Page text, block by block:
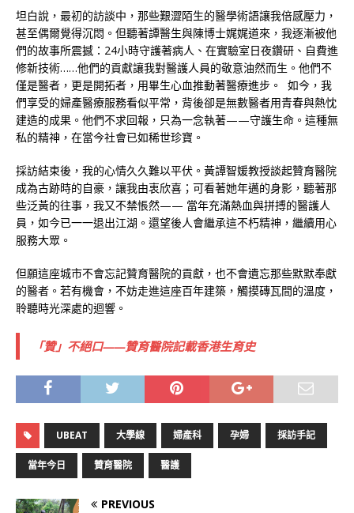
坦白說，最初的訪談中，那些艱澀陌生的醫學術語讓我倍感壓力，
甚至偶爾覺得沉悶。但聽著譚醫生與陳博士娓娓道來，我逐漸被他
們的故事所震撼：24小時守護著病人、在實驗室日夜鑽研、自費進
修新技術……他們的貢獻讓我對醫護人員的敬意油然而生。他們不
僅是醫者，更是開拓者，用畢生心血推動著醫療進步。 如今，我
們享受的婦產醫療服務看似平常，背後卻是無數醫者用青春與熱忱
建造的成果。他們不求回報，只為一念執著——守護生命。這種無
私的精神，在當今社會已如稀世珍寶。
採訪結束後，我的心情久久難以平伏。黃譚智媛教授談起贊育醫院
成為古跡時的自豪，讓我由衷欣喜；可看著她年邁的身影，聽著那
些泛黃的往事，我又不禁悵然—— 當年充滿熱血與拼搏的醫護人
員，如今已一一退出江湖。還望後人會繼承這不朽精神，繼續用心
服務大眾。
但願這座城市不會忘記贊育醫院的貢獻，也不會遺忘那些默默奉獻
的醫者。若有機會，不妨走進這座百年建築，觸摸磚瓦間的溫度，
聆聽時光深處的迴響。
「贊」不絕口——贊育醫院記載香港生育史
UBEAT 大學線 婦產科 孕婦 採訪手記
當年今日 贊育醫院 醫護
PREVIOUS